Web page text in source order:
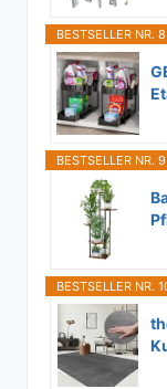
BESTSELLER NR. 8
BESTSELLER NR. 9
BESTSELLER NR.